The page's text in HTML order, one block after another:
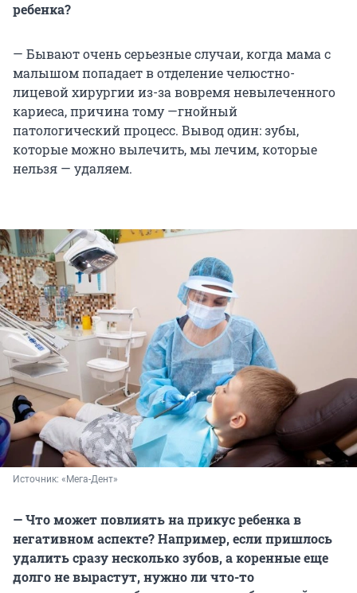
ребенка?
— Бывают очень серьезные случаи, когда мама с
малышом попадает в отделение челюстно-
лицевой хирургии из-за вовремя невылеченного
кариеса, причина тому —гнойный
патологический процесс. Вывод один: зубы,
которые можно вылечить, мы лечим, которые
нельзя — удаляем.
Источник: «Мега-Дент»
— Что может повлиять на прикус ребенка в
негативном аспекте? Например, если пришлось
удалить сразу несколько зубов, а коренные еще
долго не вырастут, нужно ли что-то